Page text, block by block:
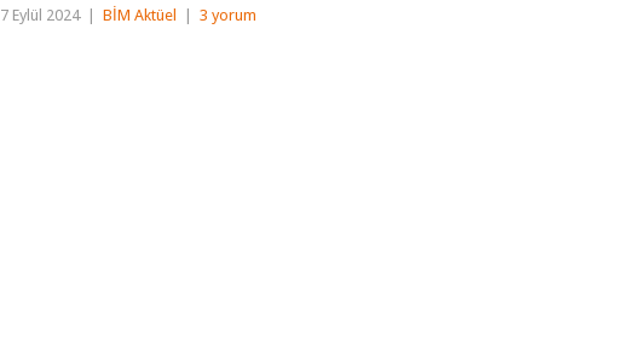
7 Eylül 2024 BİM Aktüel 3 yorum